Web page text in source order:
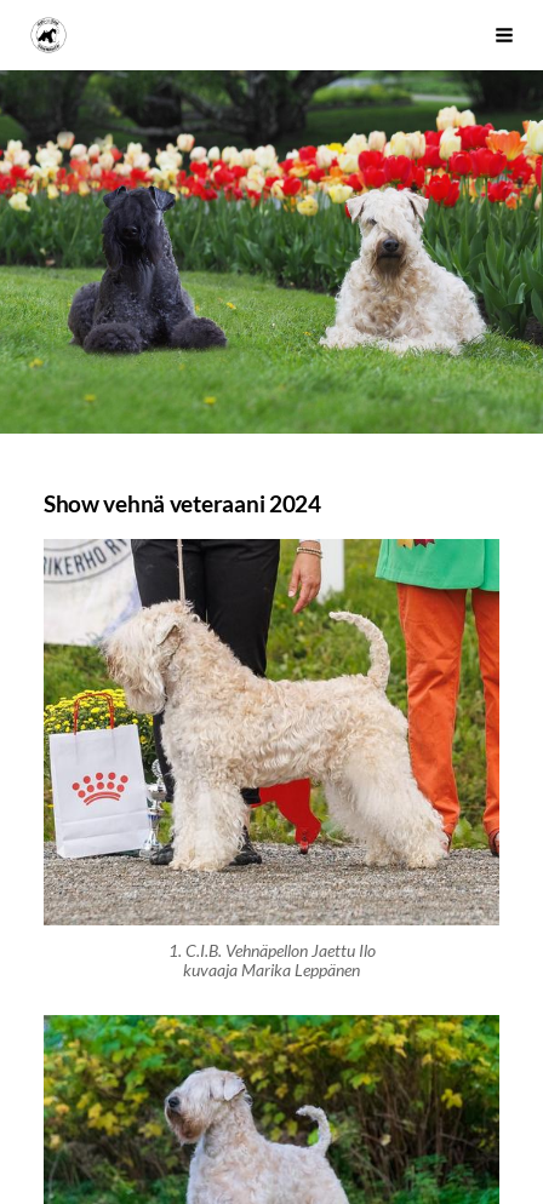
Siirry
sivun
sisältöön
Kerry- ja vehnäterrierikerho
Show vehnä veteraani 2024
1. C.I.B. Vehnäpellon Jaettu Ilo
kuvaaja Marika Leppänen